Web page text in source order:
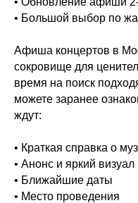
• Большой выбор по
Афиша концертов в
сокровище для
время на поиск
можете заранее
ждут:
• Краткая справка о
• Анонс и яркий визуал
• Ближайшие даты
• Место проведения